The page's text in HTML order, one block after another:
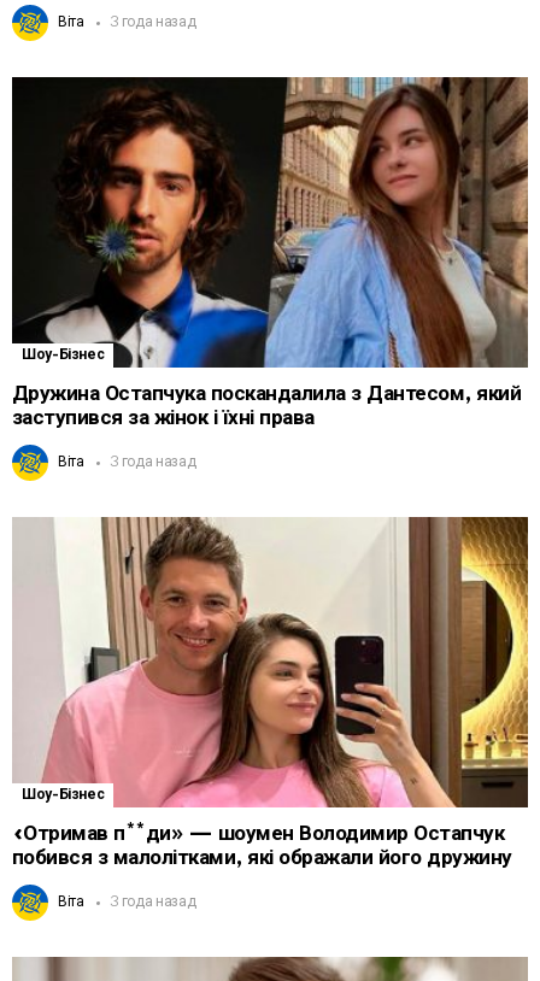
Віта 3 года назад
Шоу-Бізнес
Дружина Остапчука поскандалила з Дантесом, який
заступився за жінок і їхні права
Віта 3 года назад
Шоу-Бізнес
«Отримав п**ди» — шоумен Володимир Остапчук
побився з малолітками, які ображали його дружину
Віта 3 года назад